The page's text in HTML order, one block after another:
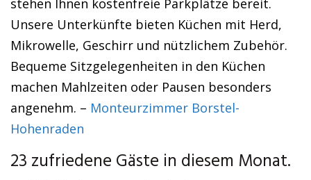
stehen Ihnen kostenfreie Parkplätze bereit.
Unsere Unterkünfte bieten Küchen mit Herd,
Mikrowelle, Geschirr und nützlichem Zubehör.
Bequeme Sitzgelegenheiten in den Küchen
machen Mahlzeiten oder Pausen besonders
angenehm. – Monteurzimmer Borstel-
Hohenraden
23 zufriedene Gäste in diesem Monat.